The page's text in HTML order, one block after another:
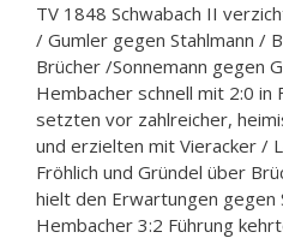
TV 1848 Schwabach II
/ Gumler gegen Stahlmann /
Brücher /Sonnemann gegen
Hembacher schnell mit 2:0 in
setzten vor zahlreicher,
und erzielten mit Vieracker /
Fröhlich und Gründel über
hielt den Erwartungen gegen
Hembacher 3:2 Führung